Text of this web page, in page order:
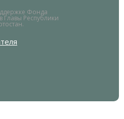
Фонда
Главы Республики